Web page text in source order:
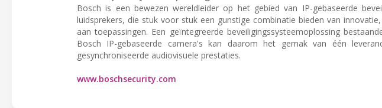
Bosch is een bewezen wereldleider op het gebied van IP-gebaseerde
luidsprekers, die stuk voor stuk een gunstige combinatie bieden van
aan toepassingen. Een geïntegreerde beveiligingssysteemoplossing
Bosch IP-gebaseerde camera's kan daarom het gemak van één
gesynchroniseerde audiovisuele prestaties.
www.boschsecurity.com